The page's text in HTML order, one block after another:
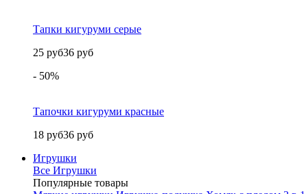
Тапки кигуруми серые
25 руб36 руб
- 50%
Тапочки кигуруми красные
18 руб36 руб
Игрушки
Все Игрушки
Популярные товары